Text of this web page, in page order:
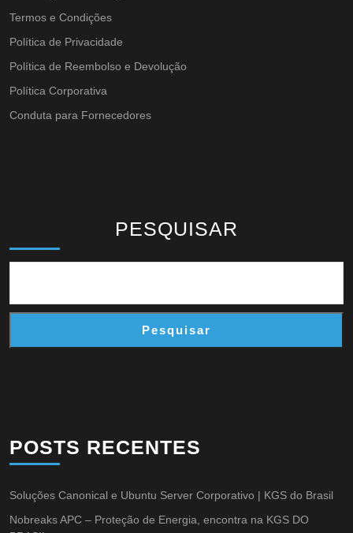
Termos e Condições
Política de Privacidade
Política de Reembolso e Devolução
Política Corporativa
Conduta para Fornecedores
PESQUISAR
Pesquisar
POSTS RECENTES
Soluções Canonical e Ubuntu Server Corporativo | KGS do Brasil
Nobreaks APC – Proteção de Energia, encontra na KGS DO